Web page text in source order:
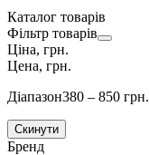
Каталог товарів
Фільтр товарів
Ціна, грн.
Цена, грн.
Діапазон380 – 850 грн.
Скинути
Бренд